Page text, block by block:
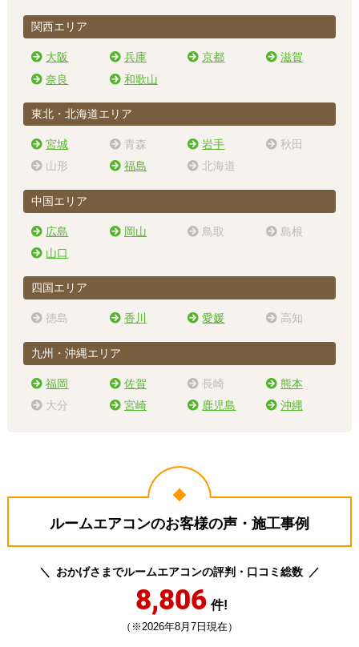
関西エリア
大阪 兵庫 京都
滋賀
奈良
和歌山
東北・北海道エリア
宮城 青森 岩手
秋田
山形
福島 北海道
中国エリア
広島 岡山 鳥取
島根
山口
四国エリア
徳島 香川 愛媛 高知
九州・沖縄エリア
福岡 佐賀 長崎
熊本
大分
宮崎 鹿児島 沖縄
ルームエアコンのお客様の声・施工事例
おかげさまでルームエアコンの評判・口コミ総数
8,806 件!
（※2026年8月7日現在）